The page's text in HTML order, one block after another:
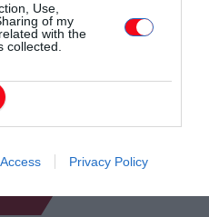
Use,
of my
with the
collected.
Privacy Policy
email